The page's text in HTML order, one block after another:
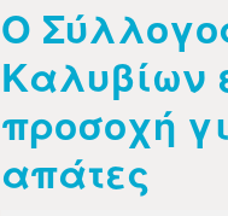
Ο
Καλυβίων
προσοχή
απάτες